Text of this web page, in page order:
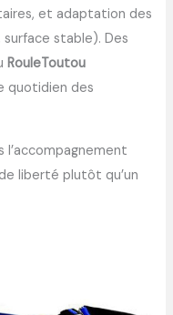
et adaptation des
stable). Des
RouleToutou
quotidien des
liberté plutôt qu’un